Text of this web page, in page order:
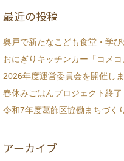
最近の投稿
奥戸で新たなこども食堂・学
おにぎりキッチンカー「コメ
2026年度運営委員会を開催し
春休みごはんプロジェクト終了
令和7年度葛飾区協働まちづく
アーカイブ